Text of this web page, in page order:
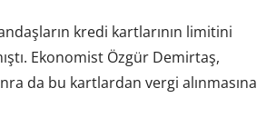
kredi kartlarının limitini
Ekonomist Özgür Demirtaş,
da bu kartlardan vergi alınmasına